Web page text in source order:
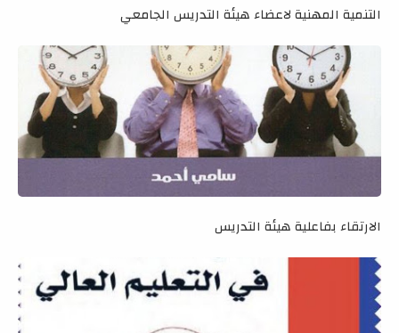
التنمية المهنية لاعضاء هيئة التدريس الجامعي
الارتقاء بفاعلية هيئة التدريس